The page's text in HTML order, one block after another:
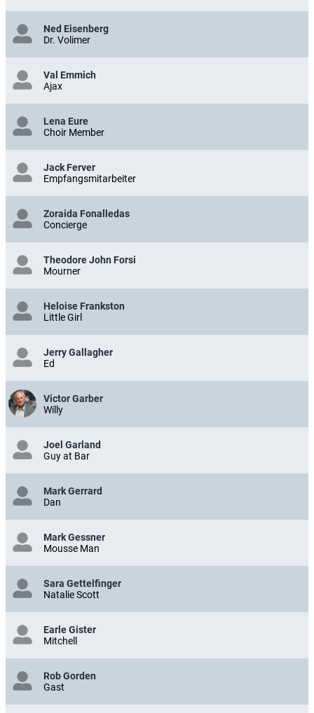
Ned Eisenberg
Dr. Volimer
Val Emmich
Ajax
Lena Eure
Choir Member
Jack Ferver
Empfangsmitarbeiter
Zoraida Fonalledas
Concierge
Theodore John Forsi
Mourner
Heloise Frankston
Little Girl
Jerry Gallagher
Ed
Victor Garber
Willy
Joel Garland
Guy at Bar
Mark Gerrard
Dan
Mark Gessner
Mousse Man
Sara Gettelfinger
Natalie Scott
Earle Gister
Mitchell
Rob Gorden
Gast